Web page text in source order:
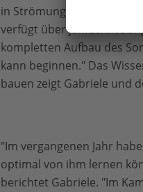
in Strömungen und der
verfügt über
kompletten Aufbau des
kann beginnen." Das
bauen zeigt Gabriele und
"Im vergangenen Jahr
optimal von ihm lernen
berichtet Gabriele. "Im